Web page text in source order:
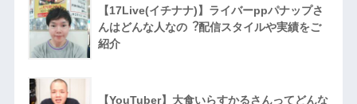
【17Live(イチナナ)】ライバーppパナップさ
んはどんな人なの︖配信スタイルや実績をご
紹介
【YouTuber】大食いらすかるさんってどんな